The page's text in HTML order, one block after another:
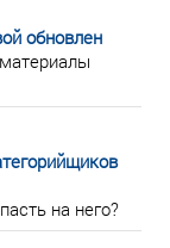
обновлен
на него?